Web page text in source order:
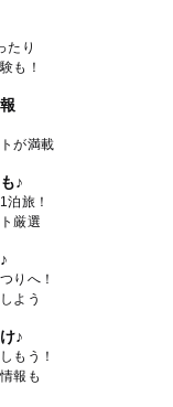
たり
も！
が満載
♪
旅！
厳選
りへ！
よう
♪
もう！
報も